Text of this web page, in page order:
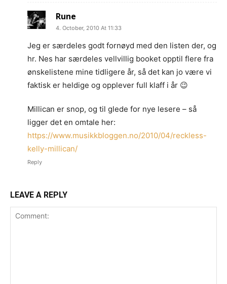
Rune
4. October, 2010 At 11:33
Jeg er særdeles godt fornøyd med den listen der, og
hr. Nes har særdeles vellvillig booket opptil flere fra
ønskelistene mine tidligere år, så det kan jo være vi
faktisk er heldige og opplever full klaff i år 😉
Millican er snop, og til glede for nye lesere – så
ligger det en omtale her:
https://www.musikkbloggen.no/2010/04/reckless-
kelly-millican/
Reply
LEAVE A REPLY